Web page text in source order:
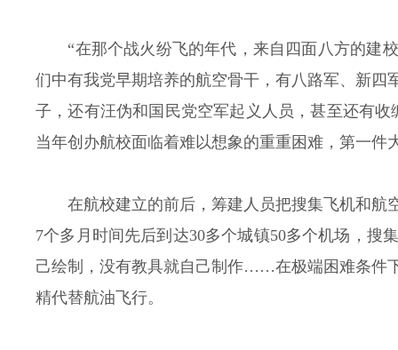
“在那个战火纷飞的年代，来自四面八方的建
们中有我党早期培养的航空骨干，有八路军、新
子，还有汪伪和国民党空军起义人员，甚至还有
当年创办航校面临着难以想象的重重困难，第一件
在航校建立的前后，筹建人员把搜集飞机和航
7个多月时间先后到达30多个城镇50多个机场，搜
己绘制，没有教具就自己制作……在极端困难条件
精代替航油飞行。